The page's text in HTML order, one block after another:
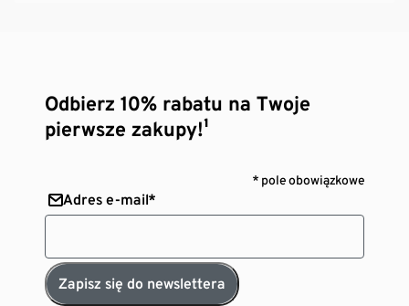
Odbierz 10% rabatu na Twoje
pierwsze zakupy!¹
* pole obowiązkowe
Adres e-mail*
Zapisz się do newslettera